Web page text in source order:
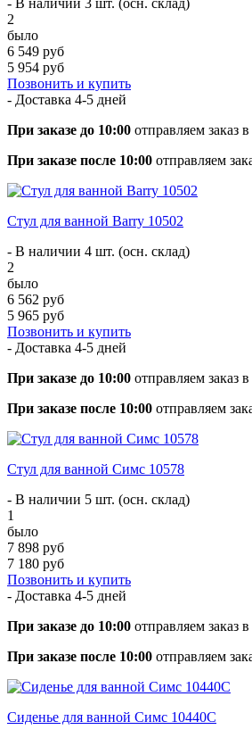
2
было
6 549 руб
5 954 руб
Позвонить и купить
- Доставка 4-5 дней
При заказе до 10:00 отправляем заказ
При заказе после 10:00 отправляем
Стул для ванной Barry 10502
- В наличии 4 шт. (осн. склад)
2
было
6 562 руб
5 965 руб
Позвонить и купить
- Доставка 4-5 дней
При заказе до 10:00 отправляем заказ
При заказе после 10:00 отправляем
Стул для ванной Симс 10578
- В наличии 5 шт. (осн. склад)
1
было
7 898 руб
7 180 руб
Позвонить и купить
- Доставка 4-5 дней
При заказе до 10:00 отправляем заказ
При заказе после 10:00 отправляем
Сиденье для ванной Симс 10440C